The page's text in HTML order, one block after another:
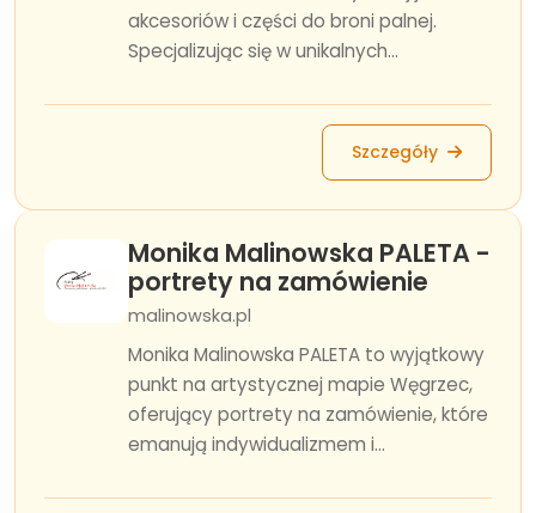
akcesoriów i części do broni palnej.
Specjalizując się w unikalnych...
Szczegóły
Monika Malinowska PALETA -
portrety na zamówienie
malinowska.pl
Monika Malinowska PALETA to wyjątkowy
punkt na artystycznej mapie Węgrzec,
oferujący portrety na zamówienie, które
emanują indywidualizmem i...